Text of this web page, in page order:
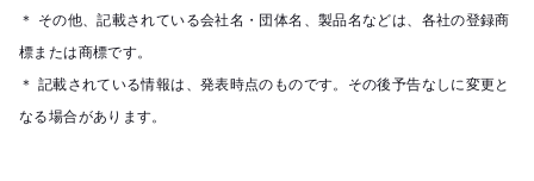
＊ その他、記載されている会社名・団体名、製品名などは、各社の登録商
標または商標です。
＊ 記載されている情報は、発表時点のものです。その後予告なしに変更と
なる場合があります。